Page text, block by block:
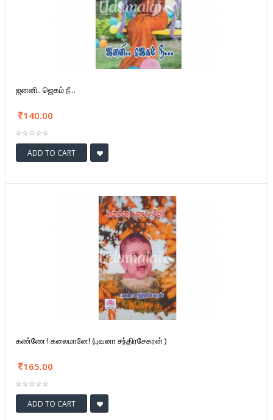
ஜனனி.. ஜெகம் நீ...
140.00
ADD TO CART
கண்ணே ! கலைமானே! (புவனா சந்திரசேகரன் )
165.00
ADD TO CART